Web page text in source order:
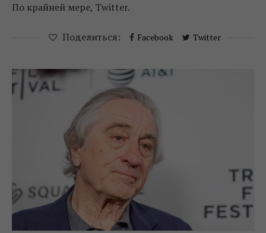
По крайней мере, Twitter.
Поделиться: Facebook Twitter